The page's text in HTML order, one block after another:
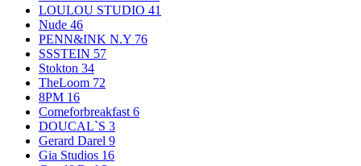
LOULOU STUDIO 41
Nude 46
PENN&INK N.Y 76
SSSTEIN 57
Stokton 34
TheLoom 72
8PM 16
Comeforbreakfast 6
DOUCAL`S 3
Gerard Darel 9
Gia Studios 16